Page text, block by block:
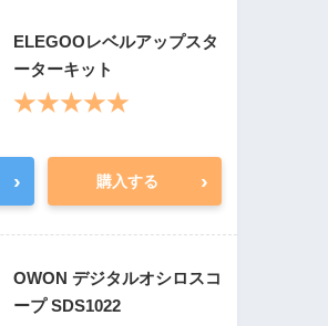
ELEGOOレベルアップスタ
ーターキット
★★★★★
› 購入する ›
OWON デジタルオシロスコ
ープ SDS1022